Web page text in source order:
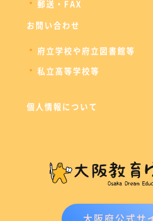
郵送・FAX
お問い合わせ
府立学校や府立図書館等
私立高等学校等
個人情報について